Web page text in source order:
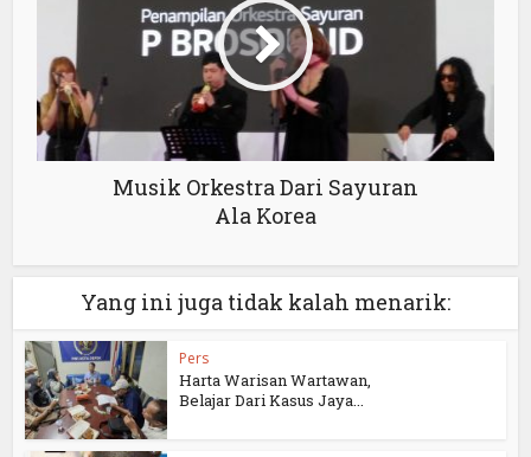
Musik Orkestra Dari Sayuran
Ala Korea
Yang ini juga tidak kalah menarik:
Pers
Harta Warisan Wartawan,
Belajar Dari Kasus Jaya...